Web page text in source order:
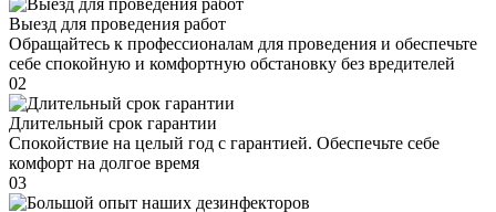
Выезд для проведения работ
Обращайтесь к профессионалам для проведения и обеспечьте
себе спокойную и комфортную обстановку без вредителей
02
Длительный срок гарантии
Спокойствие на целый год с гарантией. Обеспечьте себе
комфорт на долгое время
03